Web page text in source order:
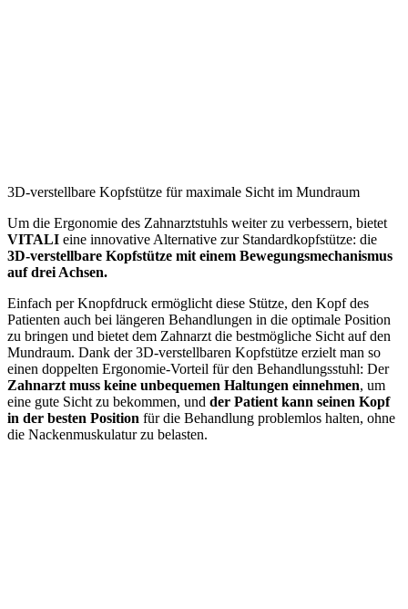
3D-verstellbare Kopfstütze für maximale Sicht im Mundraum
Um die Ergonomie des Zahnarztstuhls weiter zu verbessern, bietet
VITALI eine innovative Alternative zur Standardkopfstütze: die
3D-verstellbare Kopfstütze mit einem Bewegungsmechanismus
auf drei Achsen.
Einfach per Knopfdruck ermöglicht diese Stütze, den Kopf des
Patienten auch bei längeren Behandlungen in die optimale Position
zu bringen und bietet dem Zahnarzt die bestmögliche Sicht auf den
Mundraum. Dank der 3D-verstellbaren Kopfstütze erzielt man so
einen doppelten Ergonomie-Vorteil für den Behandlungsstuhl: Der
Zahnarzt muss keine unbequemen Haltungen einnehmen, um
eine gute Sicht zu bekommen, und der Patient kann seinen Kopf
in der besten Position für die Behandlung problemlos halten, ohne
die Nackenmuskulatur zu belasten.